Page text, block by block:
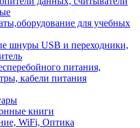
для учебных
шнуры USB и переходники,
питания,
кабели питания
книги
WiFi, Оптика